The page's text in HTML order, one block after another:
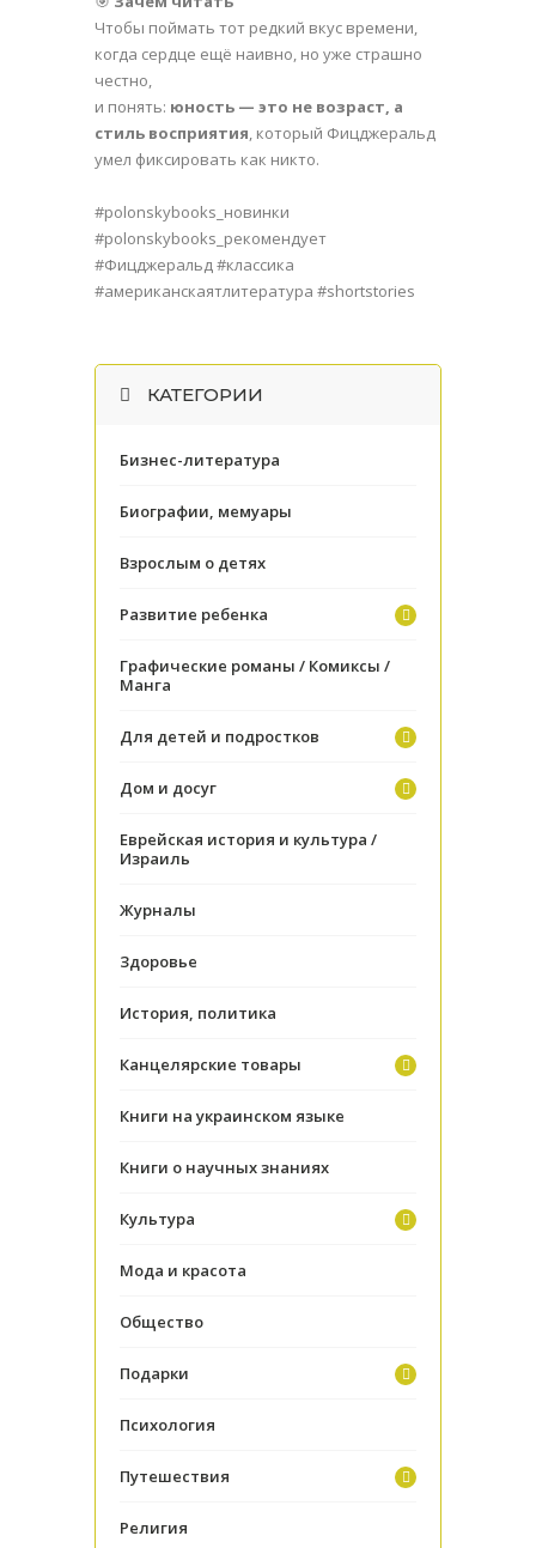
Чтобы поймать тот редкий вкус времени,
когда сердце ещё наивно, но уже страшно
честно,
и понять: юность — это не возраст, а
стиль восприятия , который Фицджеральд
умел фиксировать как никто.
#polonskybooks_новинки
#polonskybooks_рекомендует
#Фицджеральд #классика
#американскаятлитература #shortstories
КАТЕГОРИИ
Бизнес-литература
Биографии, мемуары
Взрослым о детях
Развитие ребенка
Графические романы / Комиксы /
Манга
Для детей и подростков
Дом и досуг
Еврейская история и культура /
Израиль
Журналы
Здоровье
История, политика
Канцелярские товары
Книги на украинском языке
Книги о научных знаниях
Культура
Мода и красота
Общество
Подарки
Психология
Путешествия
Религия